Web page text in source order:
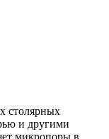
столярных
и другими
микропоры в